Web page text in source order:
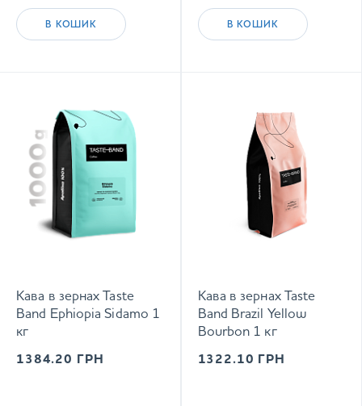
В КОШИК В КОШИК
Кава в зернах Taste
Band Ephiopia Sidamo 1
кг
1384.20 ГРН
Кава в зернах Taste
Band Brazil Yellow
Bourbon 1 кг
1322.10 ГРН